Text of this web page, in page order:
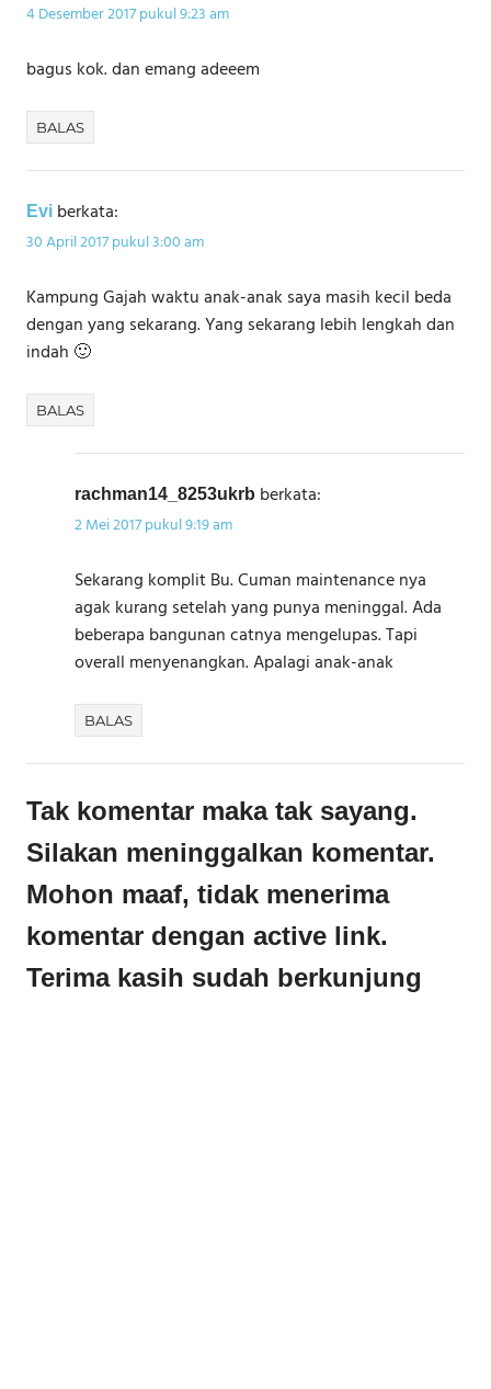
4 Desember 2017 pukul 9:23 am
bagus kok. dan emang adeeem
BALAS
Evi berkata:
30 April 2017 pukul 3:00 am
Kampung Gajah waktu anak-anak saya masih kecil beda
dengan yang sekarang. Yang sekarang lebih lengkah dan
indah 🙂
BALAS
rachman14_8253ukrb berkata:
2 Mei 2017 pukul 9:19 am
Sekarang komplit Bu. Cuman maintenance nya
agak kurang setelah yang punya meninggal. Ada
beberapa bangunan catnya mengelupas. Tapi
overall menyenangkan. Apalagi anak-anak
BALAS
Tak komentar maka tak sayang.
Silakan meninggalkan komentar.
Mohon maaf, tidak menerima
komentar dengan active link.
Terima kasih sudah berkunjung